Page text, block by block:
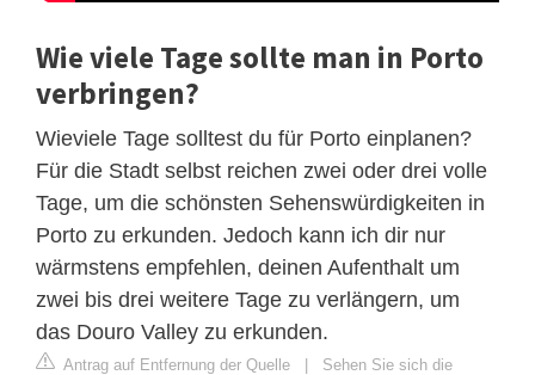
Wie viele Tage sollte man in Porto
verbringen?
Wieviele Tage solltest du für Porto einplanen?
Für die Stadt selbst reichen zwei oder drei volle
Tage, um die schönsten Sehenswürdigkeiten in
Porto zu erkunden. Jedoch kann ich dir nur
wärmstens empfehlen, deinen Aufenthalt um
zwei bis drei weitere Tage zu verlängern, um
das Douro Valley zu erkunden.
Antrag auf Entfernung der Quelle | Sehen Sie sich die